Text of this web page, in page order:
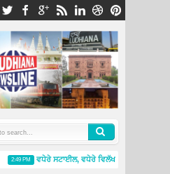
2:49 PM
ਵਧੇਰੇ ਸਟਾਈਲ, ਵਧੇਰੇ ਵਿਲੱਖਣਤਾ: ਸਕੋਡਾ ਆਟੋ